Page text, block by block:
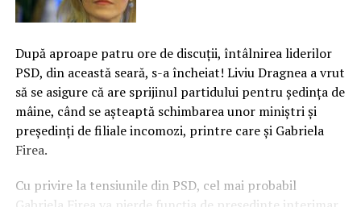
După aproape patru ore de discuţii, întâlnirea liderilor
PSD, din această seară, s-a încheiat! Liviu Dragnea a vrut
să se asigure că are sprijinul partidului pentru şedinţa de
mâine, când se aşteaptă schimbarea unor miniştri şi
preşedinţi de filiale incomozi, printre care şi Gabriela
Firea.
Cu privire la tensiunile din PSD, cel mai probabil